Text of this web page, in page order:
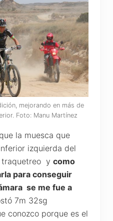
mejorando en más de
Foto: Manu Martínez
la muesca que
izquierda del
traquetreo y como
para conseguir
se me fue a
7m 32sg
conozco porque es el